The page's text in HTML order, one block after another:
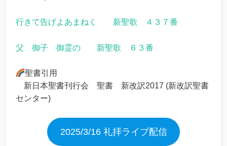
行きて告げよあまねく 新聖歌 ４３７番
父 御子 御霊の 新聖歌 ６３番
聖書引用
新日本聖書刊行会 聖書 新改訳2017 (新改訳聖書
センター)
2025/3/16 礼拝ライブ配信